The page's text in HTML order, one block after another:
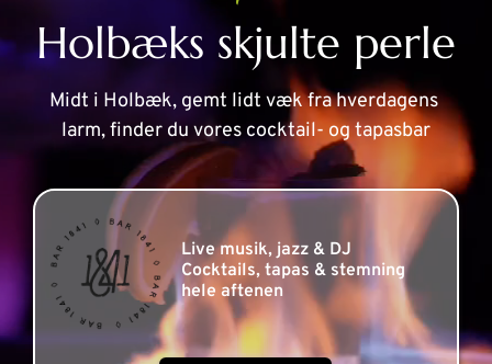
Holbæks skjulte perle
Midt i Holbæk, gemt lidt væk fra hverdagens
larm, finder du vores cocktail- og tapasbar
Live musik, jazz & DJ
Cocktails, tapas & stemning
hele aftenen